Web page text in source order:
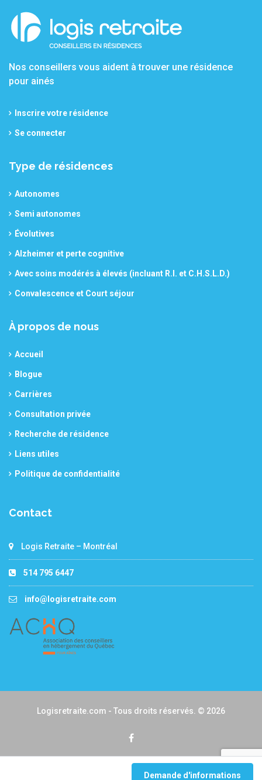
Demande d'informations
Nos conseillers vous aident à trouver une résidence
pour ainés
Inscrire votre résidence
Se connecter
Type de résidences
Autonomes
Semi autonomes
Évolutives
Alzheimer et perte cognitive
Avec soins modérés à élevés (incluant R.I. et C.H.S.L.D.)
Convalescence et Court séjour
À propos de nous
Accueil
Blogue
Carrières
Consultation privée
Recherche de résidence
Liens utiles
Politique de confidentialité
Contact
Logis Retraite – Montréal
514 795 6447
info@logisretraite.com
Logisretraite.com - Tous droits réservés. © 2026